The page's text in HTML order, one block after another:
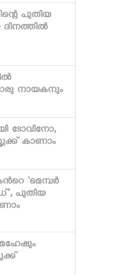
പുതിയ
നായകനും
ടോവിനോ,
കാണാം
‘മെമ്പര്‍
പുതിയ